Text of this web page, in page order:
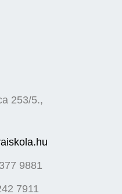
253/5.,
9881
7911